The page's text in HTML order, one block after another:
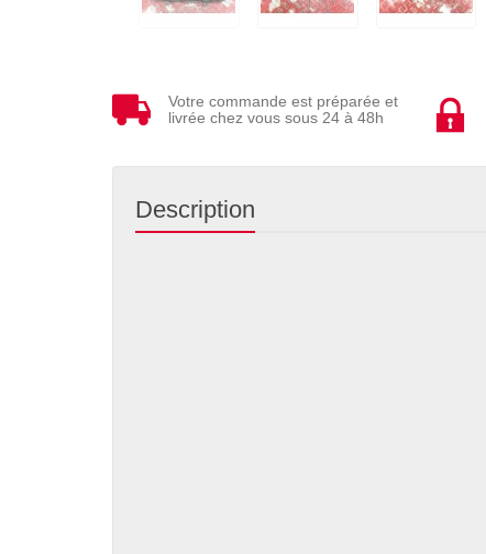
Votre commande est préparée et
livrée chez vous sous 24 à 48h
Description